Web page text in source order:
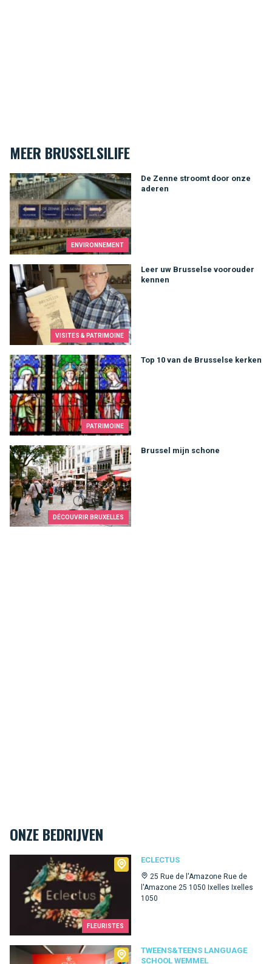
MEER BRUSSELSILIFE
ENVIRONNEMENT
De Zenne stroomt door onze
aderen
De Zenne stroomt door onze aderen
VISITES & PATRIMOINE
Leer uw Brusselse voorouder
kennen
Leer uw Brusselse voorouder kennen
PATRIMOINE
Top 10 van de Brusselse kerken
Top 10 van de Brusselse kerken
DÉCOUVRIR BRUXELLES
Brussel mijn schone
Brussel mijn schone
ONZE BEDRIJVEN
FLEURISTES
ECLECTUS
25 Rue de l'Amazone Rue de
l'Amazone 25 1050 Ixelles Ixelles
1050
TWEENS&TEENS LANGUAGE
SCHOOL WEMMEL
Tweens&Teens language school Wemmel